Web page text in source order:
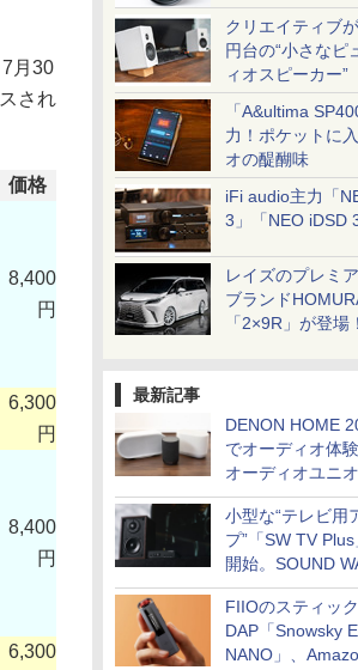
クリエイティブ
円台の“小さなピ
ィオスピーカー”
「A&ultima
力！ポケットに
オの醍醐味
iFi audio主力「
3」「NEO iDSD
レイズのプレミ
ブランド
「2×9R」が登場！
最新記事
DENON HOME
でオーディオ体
オーディオユニオ
水店で無料イベ
小型な“テレビ用
プ”「SW TV
開始。SOUND
ら
FIIOのスティッ
DAP「Snowsky
NANO」、
月30
され
価格
8,400
円
6,300
円
8,400
円
6,300